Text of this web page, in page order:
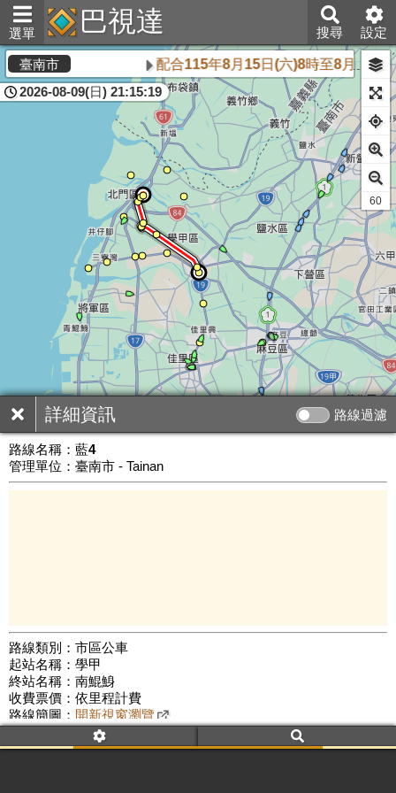
選單 巴視達 搜尋 設定
詳細資訊 路線過濾
路線名稱： 藍4
管理單位：臺南市 - Tainan
路線類別：市區公車
起站名稱：學甲
終站名稱：南鯤鯓
收費票價：依里程計費
路線簡圖： 開新視窗瀏覽
附屬名稱：藍4 學甲區公所 南鯤鯓
臺南市 配合115年8月15日(六)8時至8月16日(
2026-08-09(日) 21:15:19
公車數量: 累計4080、上線3247
61